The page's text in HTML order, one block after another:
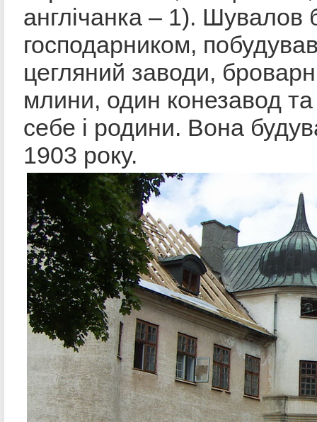
англічанка – 1). Шувалов
господарником,
цегляний заводи,
млини, один конезавод та
себе і родини. Вона
1903 року.